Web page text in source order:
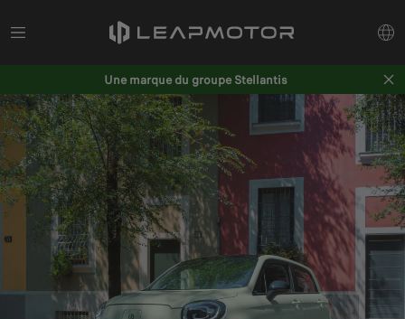
Une marque du groupe Stellantis